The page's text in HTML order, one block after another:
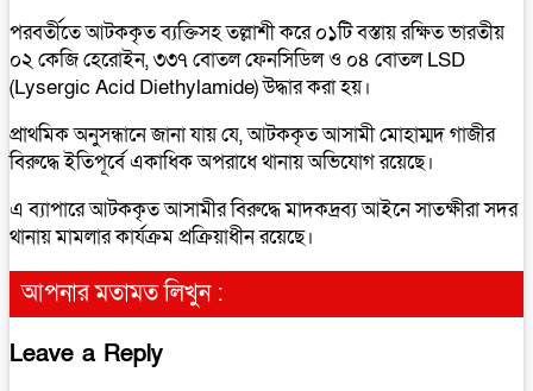
পরবর্তীতে আটককৃত ব্যক্তিসহ তল্লাশী করে ০১টি বস্তায় রক্ষিত ভারতীয়
০২ কেজি হেরোইন, ৩৩৭ বোতল ফেনসিডিল ও ০৪ বোতল LSD
(Lysergic Acid Diethylamide) উদ্ধার করা হয়।
প্রাথমিক অনুসন্ধানে জানা যায় যে, আটককৃত আসামী মোহাম্মদ গাজীর
বিরুদ্ধে ইতিপূর্বে একাধিক অপরাধে থানায় অভিযোগ রয়েছে।
এ ব্যাপারে আটককৃত আসামীর বিরুদ্ধে মাদকদ্রব্য আইনে সাতক্ষীরা সদর
থানায় মামলার কার্যক্রম প্রক্রিয়াধীন রয়েছে।
আপনার মতামত লিখুন :
Leave a Reply